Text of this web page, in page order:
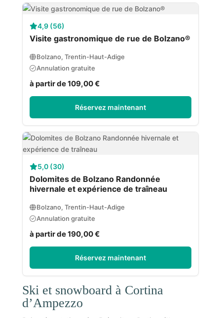
4,9 (56)
Visite gastronomique de rue de Bolzano®
Bolzano, Trentin-Haut-Adige
Annulation gratuite
à partir de 109,00 €
Réservez maintenant
5,0 (30)
Dolomites de Bolzano Randonnée
hivernale et expérience de traîneau
Bolzano, Trentin-Haut-Adige
Annulation gratuite
à partir de 190,00 €
Réservez maintenant
Ski et snowboard à Cortina
d’Ampezzo